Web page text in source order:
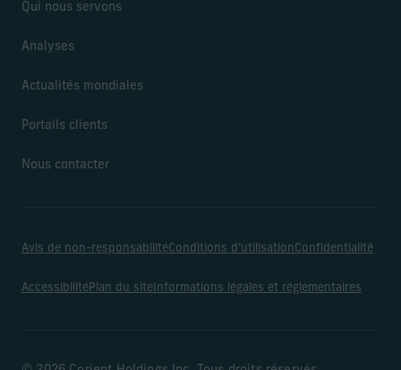
Qui nous servons
Analyses
Actualités mondiales
Portails clients
Nous contacter
Avis de non-responsabilitéConditions d’utilisationConfidentialité
AccessibilitéPlan du site Informations légales et réglementaires